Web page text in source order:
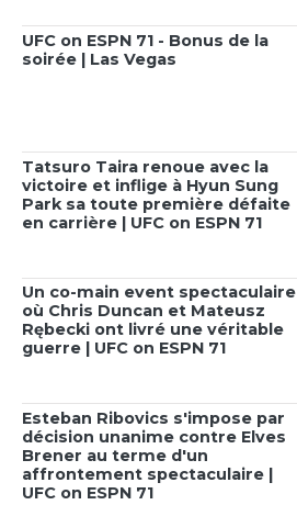
UFC on ESPN 71 - Bonus de la
soirée | Las Vegas
Tatsuro Taira renoue avec la
victoire et inflige à Hyun Sung
Park sa toute première défaite
en carrière | UFC on ESPN 71
Un co-main event spectaculaire
où Chris Duncan et Mateusz
Rębecki ont livré une véritable
guerre | UFC on ESPN 71
Esteban Ribovics s'impose par
décision unanime contre Elves
Brener au terme d'un
affrontement spectaculaire |
UFC on ESPN 71